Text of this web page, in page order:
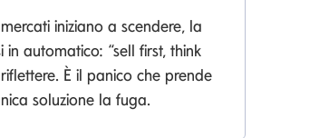
iniziano a scendere, la
automatico: “sell first, think
È il panico che prende
soluzione la fuga.